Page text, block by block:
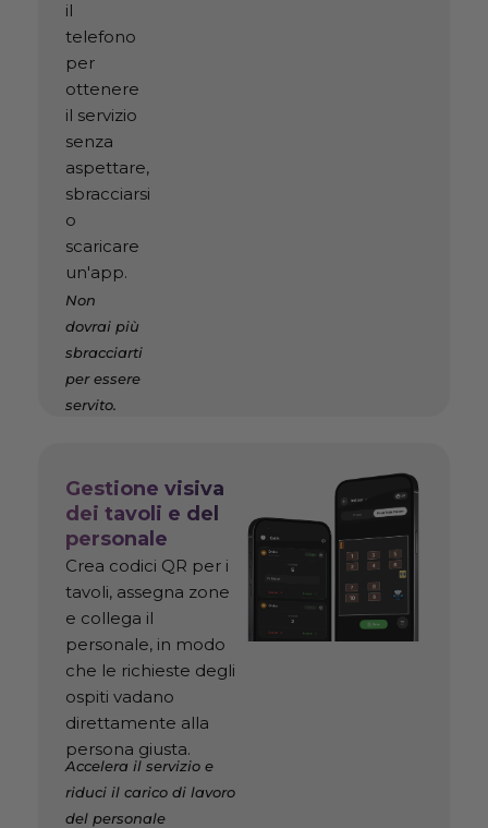
il
telefono
per
ottenere
il servizio
senza
aspettare,
sbracciarsi
o
scaricare
un'app.
Non
dovrai più
sbracciarti
per essere
servito.
Gestione visiva
dei tavoli e del
personale
Crea codici QR per i
tavoli, assegna zone
e collega il
personale, in modo
che le richieste degli
ospiti vadano
direttamente alla
persona giusta.
Accelera il servizio e
riduci il carico di lavoro
del personale